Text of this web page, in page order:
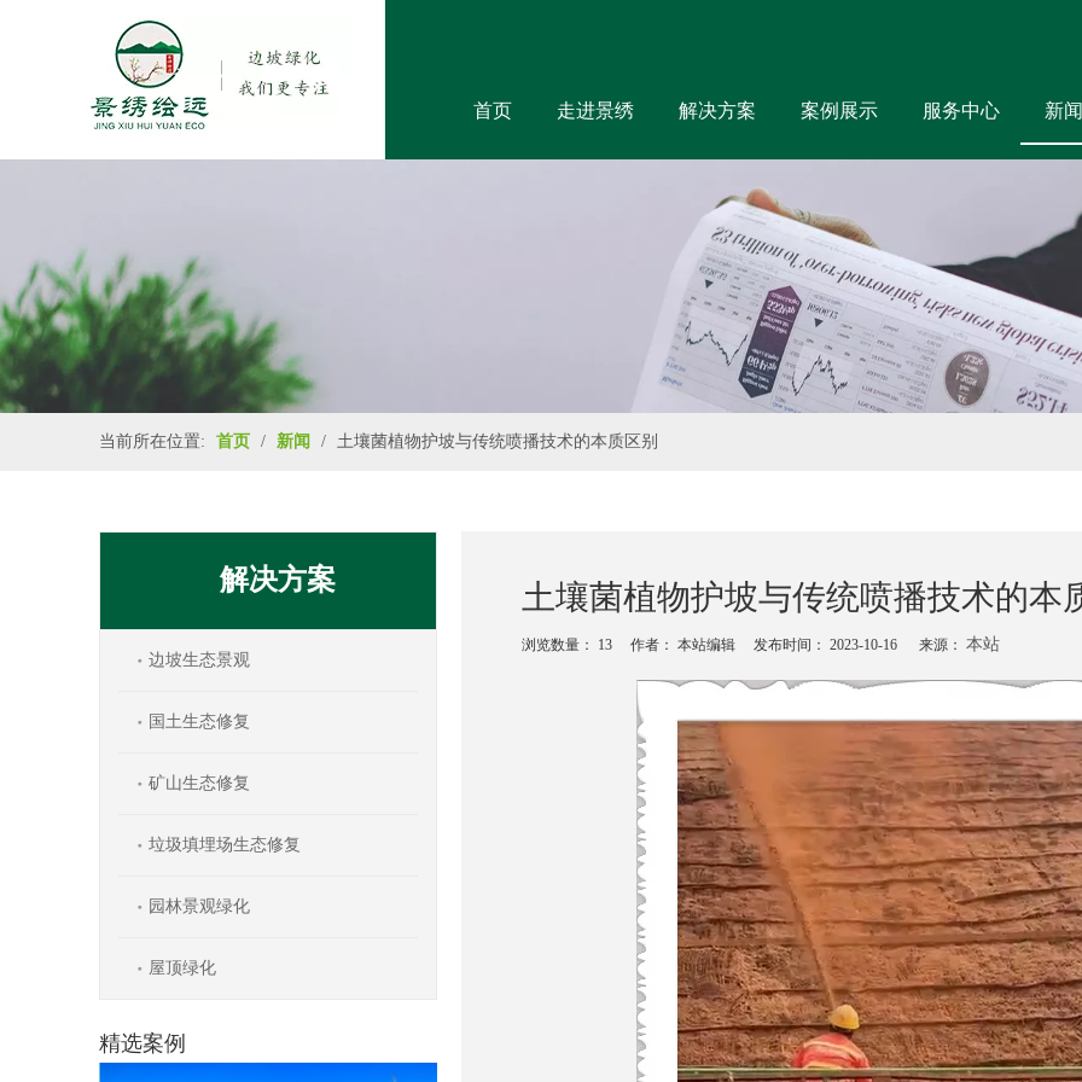
首页 走进景绣 解决方案 案例展示 服务中心 新
当前所在位置: 首页 / 新闻 / 土壤菌植物护坡与传统喷播技术的本质区别
解决方案
边坡生态景观
国土生态修复
矿山生态修复
垃圾填埋场生态修复
园林景观绿化
屋顶绿化
精选案例
土壤菌植物护坡与传统喷播技术的本
浏览数量： 13 作者： 本站编辑 发布时间： 2023-10-16 来源： 本站
["wechat","weibo","qzone","douban","email"]